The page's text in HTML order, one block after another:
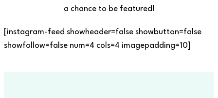
a chance to be featured!
[instagram-feed showheader=false showbutton=false
showfollow=false num=4 cols=4 imagepadding=10]